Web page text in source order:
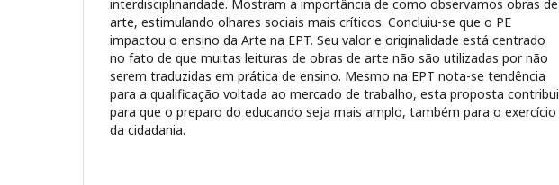
interdisciplinaridade. Mostram a importância de como observamos obras de
arte, estimulando olhares sociais mais críticos. Concluiu-se que o PE
impactou o ensino da Arte na EPT. Seu valor e originalidade está centrado
no fato de que muitas leituras de obras de arte não são utilizadas por não
serem traduzidas em prática de ensino. Mesmo na EPT nota-se tendência
para a qualificação voltada ao mercado de trabalho, esta proposta contribui
para que o preparo do educando seja mais amplo, também para o exercício
da cidadania.